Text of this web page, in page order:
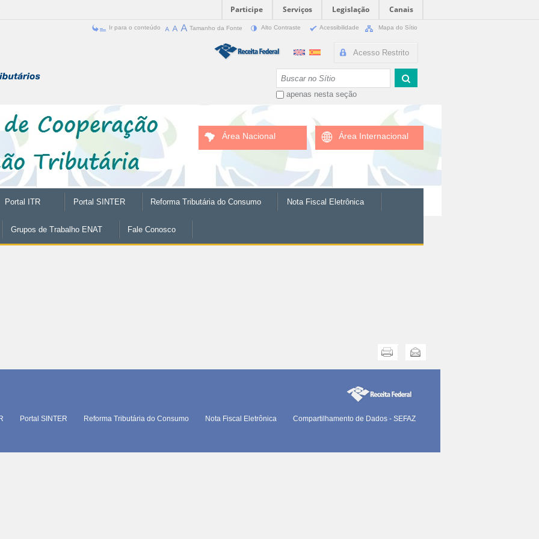
Participe Serviços Legislação
Canais
Ir para o conteúdo Tamanho da Fonte Alto Contraste Acessibilidade Mapa do Sítio
Acesso Restrito
apenas nesta seção
Área Nacional Área Internacional
Portal ITR Portal SINTER Reforma Tributária do Consumo Nota Fiscal Eletrônica
Grupos de Trabalho ENAT Fale Conosco
Enviar
Portal SINTER Reforma Tributária do Consumo Nota Fiscal Eletrônica
Compartilhamento de Dados - SEFAZ